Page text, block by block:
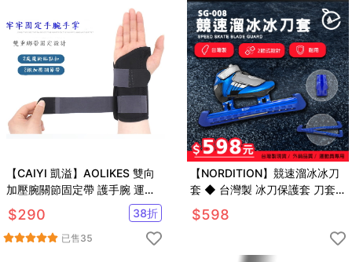
【CAIYI 凱溢】AOLIKES 雙向
加壓腕關節固定帶 護手腕 運動
護具
$290 38折
已售35
【NORDITION】競速溜冰冰刀
套 ◆ 台灣製 冰刀保護套 刀套
保護套滑冰 大道 短道 冰宮 外銷
品質
$598